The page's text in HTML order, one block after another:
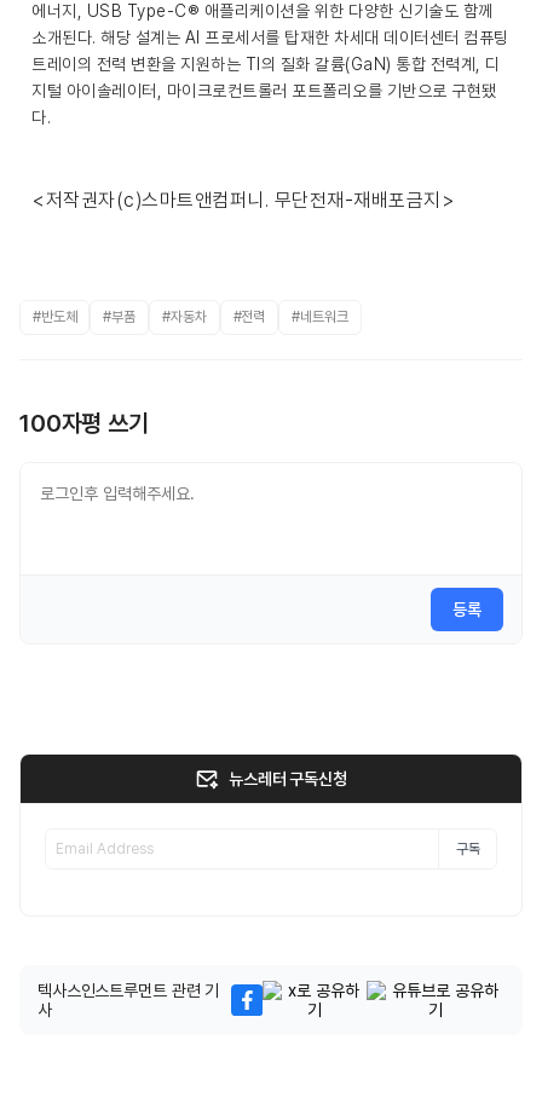
에너지, USB Type-C® 애플리케이션을 위한 다양한 신기술도 함께
소개된다. 해당 설계는 AI 프로세서를 탑재한 차세대 데이터센터 컴퓨팅
트레이의 전력 변환을 지원하는 TI의 질화 갈륨(GaN) 통합 전력계, 디
지털 아이솔레이터, 마이크로컨트롤러 포트폴리오를 기반으로 구현됐
다.
<저작권자(c)스마트앤컴퍼니. 무단전재-재배포금지>
#반도체 #부품 #자동차 #전력 #네트워크
100자평 쓰기
등록
뉴스레터 구독신청
구독
텍사스인스트루먼트 관련 기
사